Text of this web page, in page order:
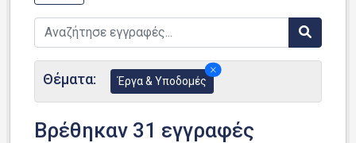
Θέματα: Έργα & Υποδομές
Βρέθηκαν 31 εγγραφές